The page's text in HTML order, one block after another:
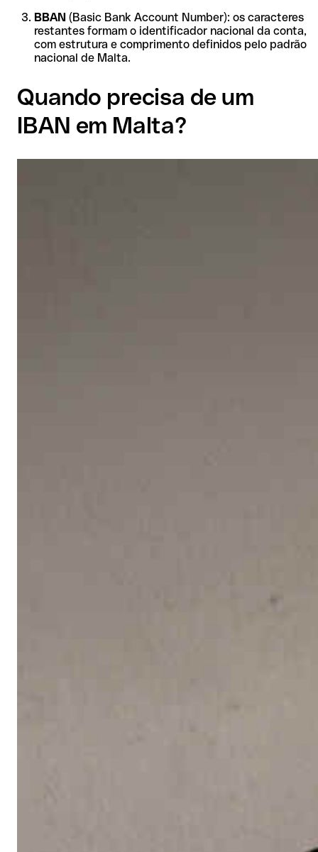
BBAN (Basic Bank Account Number): os caracteres
restantes formam o identificador nacional da conta,
com estrutura e comprimento definidos pelo padrão
nacional de Malta.
Quando precisa de um
IBAN em Malta?